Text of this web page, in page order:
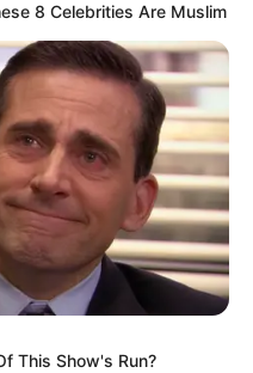
8 Celebrities Are Muslim
This Show's Run?